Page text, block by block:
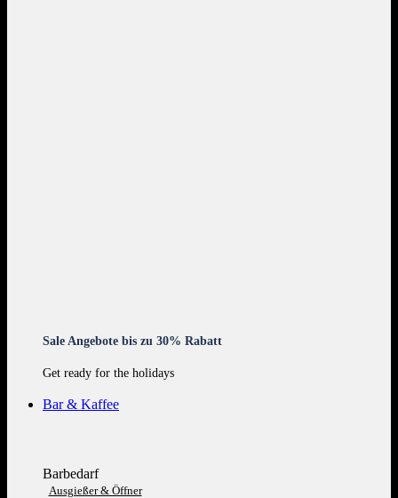
Sale Angebote bis zu 30% Rabatt
Get ready for the holidays
Bar & Kaffee
Barbedarf
Ausgießer & Öffner